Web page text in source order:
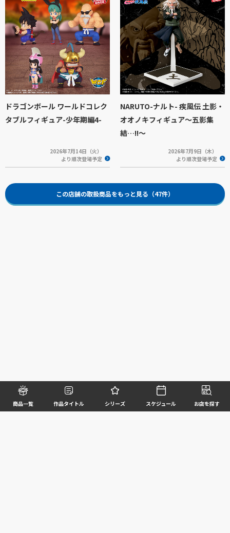
商品一覧 作品タイトル シリーズ スケジュール お店を探す
ドラゴンボール ワールドコレク
タブルフィギュア-少年期編4-
2026年7月14日（火）
より順次登場予定
NARUTO-ナルト- 疾風伝 土影・
オオノキフィギュア～五影集
結…!!～
2026年7月9日（木）
より順次登場予定
この店舗の取扱商品をもっと見る（47件）